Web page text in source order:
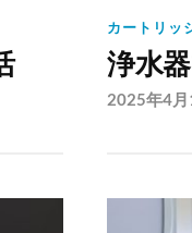
カートリッ
浄水
2025年4月